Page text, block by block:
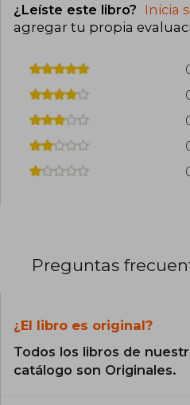
¿Leíste este libro? Inicia
agregar tu propia
Preguntas
¿El libro es original?
Todos los libros de
catálogo son Originales.